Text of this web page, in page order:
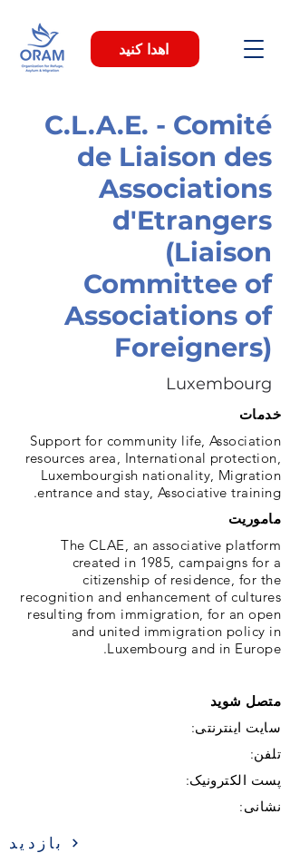
اهدا کنید
C.L.A.E. - Comité
de Liaison des
Associations
d'Etrangers
(Liaison
Committee of
Associations of
Foreigners)
Luxembourg
خدمات
Support for community life, Association
resources area, International protection,
Luxembourgish nationality, Migration
entrance and stay, Associative training.
ماموریت
The CLAE, an associative platform
created in 1985, campaigns for a
citizenship of residence, for the
recognition and enhancement of cultures
resulting from immigration, for an open
and united immigration policy in
Luxembourg and in Europe.
متصل شوید
سایت اینترنتی:
تلفن:
پست الکترونیک:
نشانی:
بازدید